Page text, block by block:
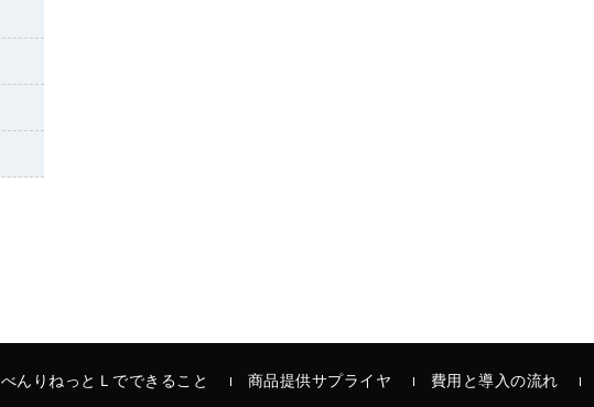
べんりねっとＬでできること 商品提供サプライヤ 費用と導入の流れ